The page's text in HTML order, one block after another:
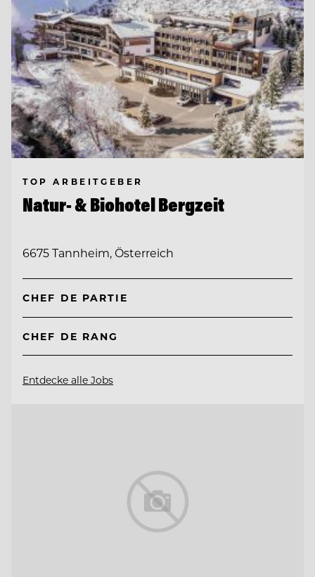
TOP ARBEITGEBER
Natur- & Biohotel Bergzeit
6675 Tannheim, Österreich
CHEF DE PARTIE
CHEF DE RANG
Entdecke alle Jobs